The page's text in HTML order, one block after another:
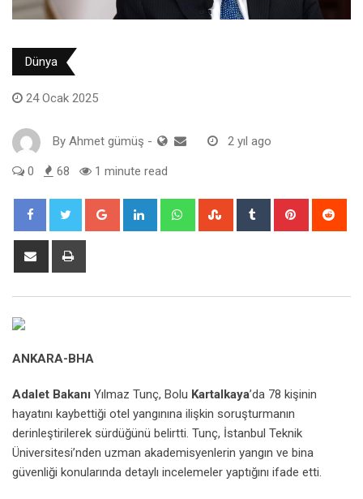
Dünya
24 Ocak 2025
By Ahmet gümüş - 2 yıl ago
0 68 1 minute read
Google+ LinkedIn WhatsappStumbleUpon
Tumblr Pinterest
Share
ANKARA-BHA
Adalet Bakanı Yılmaz Tunç, Bolu Kartalkaya’da 78 kişinin
hayatını kaybettiği otel yangınına ilişkin soruşturmanın
derinleştirilerek sürdüğünü belirtti. Tunç, İstanbul Teknik
Üniversitesi’nden uzman akademisyenlerin yangın ve bina
güvenliği konularında detaylı incelemeler yaptığını ifade etti.